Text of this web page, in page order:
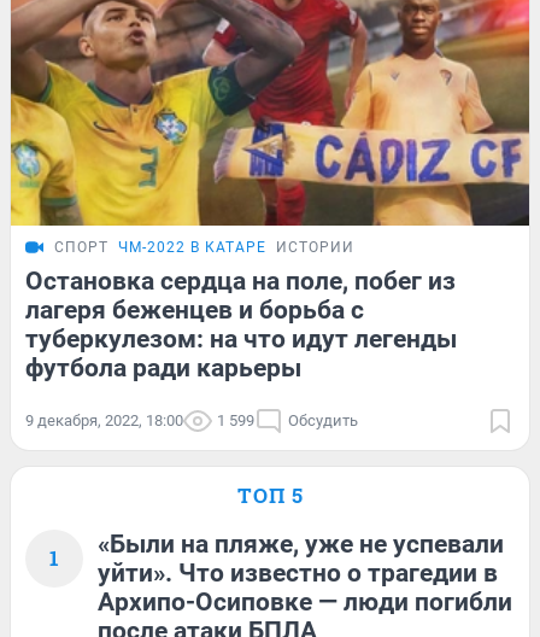
СПОРТ ЧМ-2022 В КАТАРЕ ИСТОРИИ
Остановка сердца на поле, побег из
лагеря беженцев и борьба с
туберкулезом: на что идут легенды
футбола ради карьеры
9 декабря, 2022, 18:00 1 599 Обсудить
ТОП 5
1
«Были на пляже, уже не успевали
уйти». Что известно о трагедии в
Архипо-Осиповке — люди погибли
после атаки БПЛА